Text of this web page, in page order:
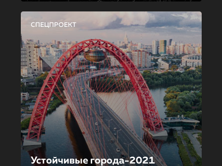
СПЕЦПРОЕКТ
Устойчивые города-2021